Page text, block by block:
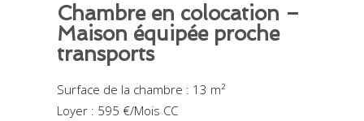
Chambre en colocation –
Maison équipée proche
transports
Surface de la chambre : 13 m²
Loyer : 595 €/Mois CC